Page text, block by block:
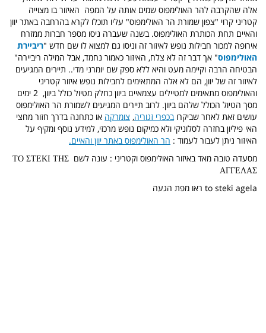
אלה שהקרבה להר האולימפוס שמים אותה על המפה האיזור בו מצוייה
קטריני קרוי "צפון שמורת הר האולימפוס" עליו תוכלו לקרא בהרחבה באתר יוון
והאיים תחת הכותרת האולימפוס. בשנה שעברה ניסו מספר חברות ממזרח
אירופה למכור חבילות נופש לאיזור זה וניסו גם למצוא לו שם חדש "ריביירת
האולימפוס" אך דבר זה לא צלח, האיזור כאמור נחמד, אבל המילה ריביירה"
הבטיחה הרבה וקיימה מעט והיא ללא ספק שם יומרני מדי.. תיירים המגיעים
לאיזור זה של יוון, הם לא אלה המתאימים לחבילות נופש איזור קטריני
והאולימפוס מתאימים למטיילים עצמאיים ביוון כחלק מטיול כולל ביוון, 2 ימים
מסך הטיול הכולל שלהם ביוון. לרוב תיירים המגיעים לשמורת הר האולימפוס
עושים זאת לאחר שביקרובכפרי זגוריה, צומרקה או כתחנה בדרך חזור מחצי
האי פיליון בחזרה לסלוניקי ולא כמיקום נופש מרכזי, למידע נוסף ומקיף על
האיזור ניתן לעבור לעמוד : הר האולימפוס באתר יוון והאיים.
מסעדה טובה מאד באיזור האולימפוס וקטריני : עונה לשם ΤΟ ΣΤΕΚΙ ΤΗΣ
ΑΓΓΕΛΑΣ
to steki agela ראו מפת הגעה